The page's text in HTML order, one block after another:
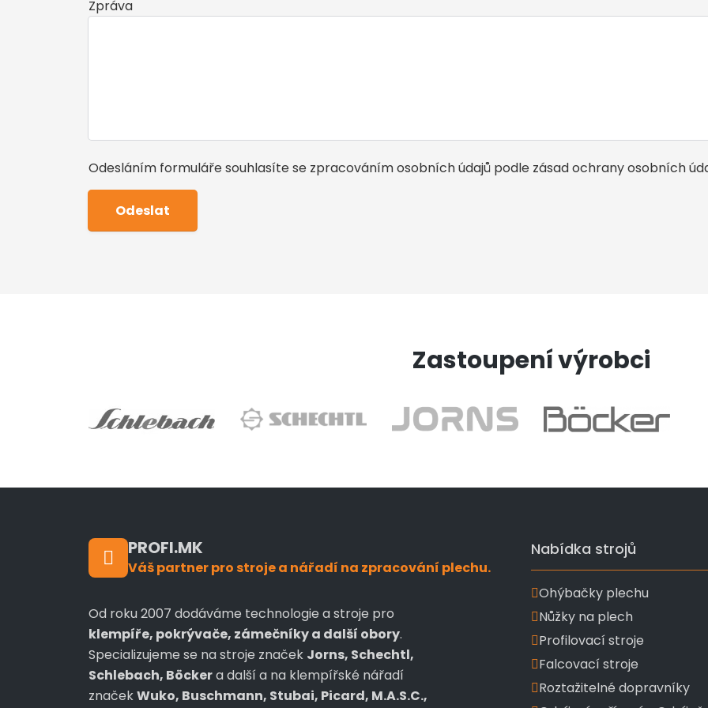
Zpráva
Odesláním formuláře souhlasíte se zpracováním osobních údajů podle zásad ochrany osobních
Zastoupení výrobci
PROFI.MK
Váš partner pro stroje a nářadí na zpracování plechu.
Od roku 2007 dodáváme technologie a stroje pro
klempíře, pokrývače, zámečníky a další obory.
Specializujeme se na stroje značek Jorns, Schechtl,
Schlebach, Böckera další a na klempířské nářadí
značekWuko, Buschmann, Stubai, Picard, M.A.S.C.,
Nabídka strojů
Ohýbačky plechu
Nůžky na plech
Profilovací stroje
Falcovací stroje
Roztažitelné dopravníky